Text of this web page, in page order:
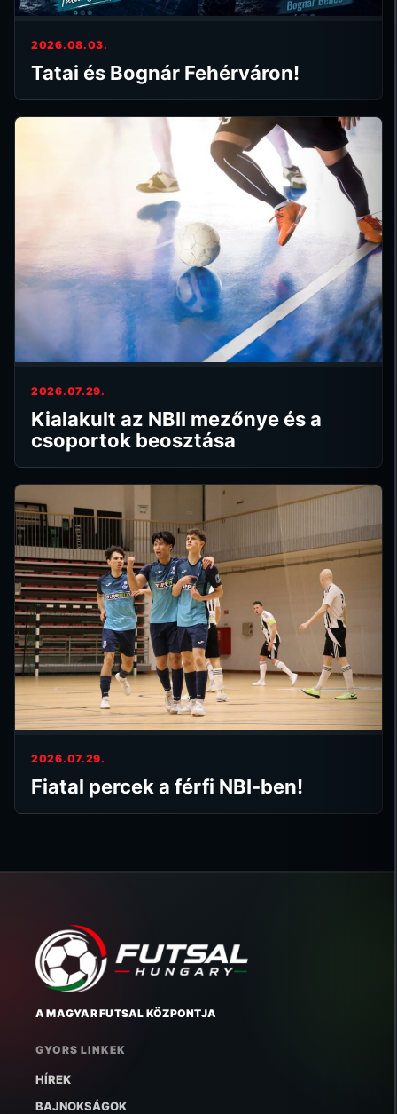
2026.08.03.
Tatai és Bognár Fehérváron!
2026.07.29.
Kialakult az NBII mezőnye és a
csoportok beosztása
2026.07.29.
Fiatal percek a férfi NBI-ben!
A MAGYAR FUTSAL KÖZPONTJA
GYORS LINKEK
HÍREK
BAJNOKSÁGOK